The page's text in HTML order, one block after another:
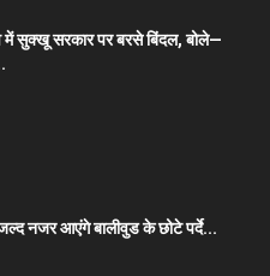
में सुक्खू सरकार पर बरसे बिंदल, बोले—
नजर आएंगे बालीवुड के छोटे पर्दे...